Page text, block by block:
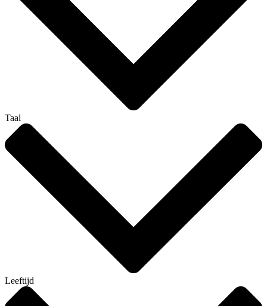
Taal
Leeftijd